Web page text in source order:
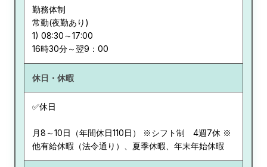
勤務体制
常勤(夜勤あり)
1) 08:30～17:00
休日・休暇
✅休日
月8～10日（年間休日110日） ※シフト制 4週7休 ※
他有給休暇（法令通り）、夏季休暇、年末年始休暇